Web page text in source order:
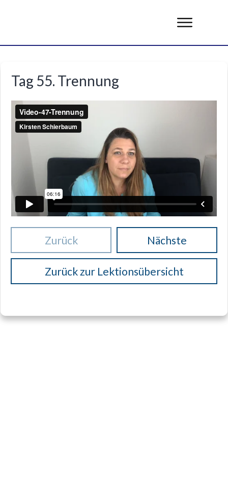
Tag 55. Trennung
Zurück Nächste
Zurück zur Lektionsübersicht